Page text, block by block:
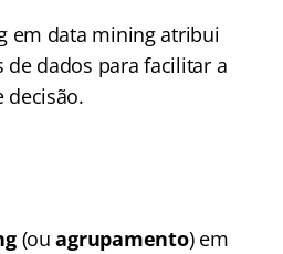
em data mining atribui
de dados para facilitar a
decisão.
(ouagrupamento) em